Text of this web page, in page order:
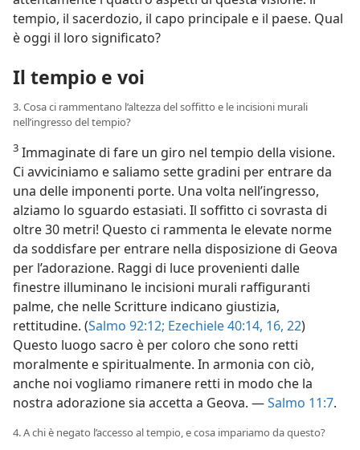
tempio, il sacerdozio, il capo principale e il paese. Qual
è oggi il loro significato?
Il tempio e voi
3. Cosa ci rammentano l’altezza del soffitto e le incisioni murali
nell’ingresso del tempio?
3 Immaginate di fare un giro nel tempio della visione.
Ci avviciniamo e saliamo sette gradini per entrare da
una delle imponenti porte. Una volta nell’ingresso,
alziamo lo sguardo estasiati. Il soffitto ci sovrasta di
oltre 30 metri! Questo ci rammenta le elevate norme
da soddisfare per entrare nella disposizione di Geova
per l’adorazione. Raggi di luce provenienti dalle
finestre illuminano le incisioni murali raffiguranti
palme, che nelle Scritture indicano giustizia,
rettitudine. (Salmo 92:12; Ezechiele 40:14, 16, 22)
Questo luogo sacro è per coloro che sono retti
moralmente e spiritualmente. In armonia con ciò,
anche noi vogliamo rimanere retti in modo che la
nostra adorazione sia accetta a Geova. —Salmo 11:7.
4. A chi è negato l’accesso al tempio, e cosa impariamo da questo?